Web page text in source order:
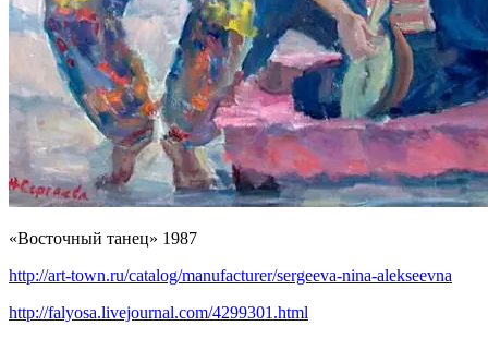
«Восточный танец» 1987
http://art-town.ru/catalog/manufacturer/sergeeva-nina-alekseevna
http://falyosa.livejournal.com/4299301.html